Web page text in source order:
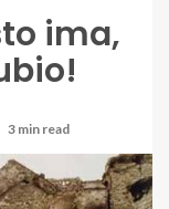
ima,
3 min read